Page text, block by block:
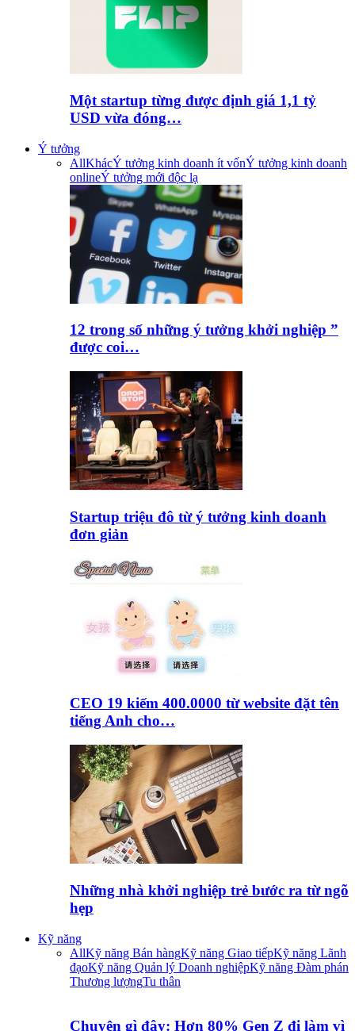
Một startup từng được định giá 1,1 tỷ
USD vừa đóng…
Ý tưởng
AllKhácÝ tưởng kinh doanh ít vốnÝ tưởng kinh doanh
onlineÝ tưởng mới độc lạ
12 trong số những ý tưởng khởi nghiệp ”
được coi…
Startup triệu đô từ ý tưởng kinh doanh
đơn giản
CEO 19 kiếm 400.0000 từ website đặt tên
tiếng Anh cho…
Những nhà khởi nghiệp trẻ bước ra từ ngõ
hẹp
Kỹ năng
AllKỹ năng Bán hàngKỹ năng Giao tiếpKỹ năng Lãnh
đạoKỹ năng Quản lý Doanh nghiệpKỹ năng Đàm phán
Thương lượngTu thân
Chuyện gì đây: Hơn 80% Gen Z đi làm vì